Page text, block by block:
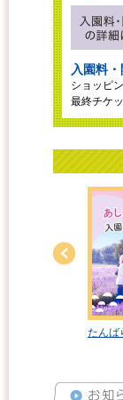
入園料
ショッピ
最終チケ
たんば